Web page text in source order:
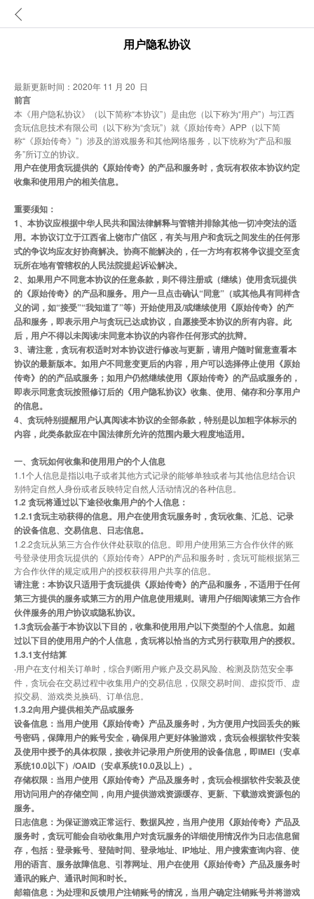
用户隐私协议
最新更新时间：2020年 11 月 20 日
前言
本《用户隐私协议》（以下简称“本协议”）是由您（以下称为“用户”）与江西
贪玩信息技术有限公司（以下称为“贪玩”）就《原始传奇》APP（以下简
称“《原始传奇》”）涉及的游戏服务和其他网络服务，以下统称为“产品和服
务”所订立的协议。
用户在使用贪玩提供的《原始传奇》的产品和服务时，贪玩有权依本协议约定
收集和使用用户的相关信息。
重要须知：
1、本协议应根据中华人民共和国法律解释与管辖并排除其他一切冲突法的适
用。本协议订立于江西省上饶市广信区，有关与用户和贪玩之间发生的任何形
式的争议均应友好协商解决。协商不能解决的，任一方均有权将争议提交至贪
玩所在地有管辖权的人民法院提起诉讼解决。
2、如果用户不同意本协议的任意条款，则不得注册或（继续）使用贪玩提供
的《原始传奇》的产品和服务。用户一旦点击确认“同意”（或其他具有同样含
义的词，如“接受”“我知道了”等）开始使用及/或继续使用《原始传奇》的产
品和服务，即表示用户与贪玩已达成协议，自愿接受本协议的所有内容。此
后，用户不得以未阅读/未同意本协议的内容作任何形式的抗辩。
3、请注意，贪玩有权适时对本协议进行修改与更新，请用户随时留意查看本
协议的最新版本。如用户不同意变更后的内容，用户可以选择停止使用《原始
传奇》的的产品或服务；如用户仍然继续使用《原始传奇》的产品或服务的，
即表示同意贪玩按照修订后的《用户隐私协议》收集、使用、储存和分享用户
的信息。
4、贪玩特别提醒用户认真阅读本协议的全部条款，特别是以加粗字体标示的
内容，此类条款应在中国法律所允许的范围内最大程度地适用。
一、贪玩如何收集和使用用户的个人信息
1.1个人信息是指以电子或者其他方式记录的能够单独或者与其他信息结合识
别特定自然人身份或者反映特定自然人活动情况的各种信息。
1.2 贪玩将通过以下途径收集用户的个人信息：
1.2.1贪玩主动获得的信息。用户在使用贪玩服务时，贪玩收集、汇总、记录
的设备信息、交易信息、日志信息。
1.2.2贪玩从第三方合作伙伴处获取的信息。即用户使用第三方合作伙伴的账
号登录使用贪玩提供的《原始传奇》APP的产品和服务时，贪玩可能根据第三
方合作伙伴的规定或用户的授权获得用户共享的信息。
请注意：本协议只适用于贪玩提供《原始传奇》的产品和服务，不适用于任何
第三方提供的服务或第三方的用户信息使用规则。请用户仔细阅读第三方合作
伙伴服务的用户协议或隐私协议。
1.3贪玩会基于本协议以下目的，收集和使用用户以下类型的个人信息。如超
过以下目的使用用户的个人信息，贪玩将以恰当的方式另行获取用户的授权。
1.3.1支付结算
·用户在支付相关订单时，综合判断用户账户及交易风险、检测及防范安全事
件，贪玩会在交易过程中收集用户的交易信息，仅限交易时间、虚拟货币、虚
拟交易、游戏类兑换码、订单信息。
1.3.2向用户提供相关产品或服务
设备信息：当用户使用《原始传奇》产品及服务时，为方便用户找回丢失的账
号密码，保障用户的账号安全，确保用户更好体验游戏，贪玩会根据软件安装
及使用中授予的具体权限，接收并记录用户所使用的设备信息，即IMEI（安卓
系统10.0以下）/OAID（安卓系统10.0及以上）。
存储权限：当用户使用《原始传奇》产品及服务时，贪玩会根据软件安装及使
用访问用户的存储空间，向用户提供游戏资源缓存、更新、下载游戏资源包的
服务。
日志信息：为保证游戏正常运行、数据风控，当用户使用《原始传奇》产品及
服务时，贪玩可能会自动收集用户对贪玩服务的详细使用情况作为日志信息留
存，包括：登录账号、登陆时间、登录地址、IP地址、用户搜索查询内容、使
用的语言、服务故障信息、引荐网址、用户在使用《原始传奇》产品及服务时
通讯的账户、通讯时间和时长。
邮箱信息：为处理和反馈用户注销账号的情况，当用户确定注销账号并将游戏